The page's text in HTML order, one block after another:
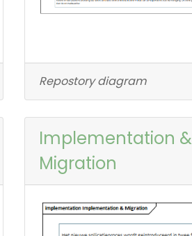
Repostory diagram
Implementation &
Migration